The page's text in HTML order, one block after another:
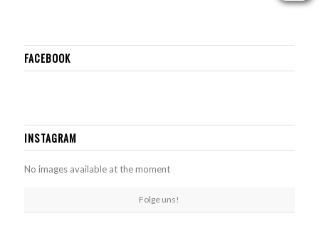
FACEBOOK
INSTAGRAM
No images available at the moment
Folge uns!